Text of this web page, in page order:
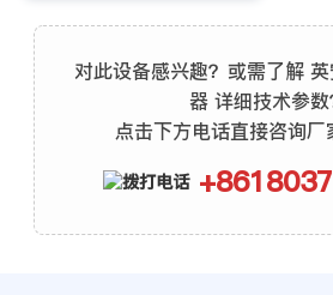
对此设备感兴趣？或需了解
器 详细技术参数
点击下方电话直接咨询厂